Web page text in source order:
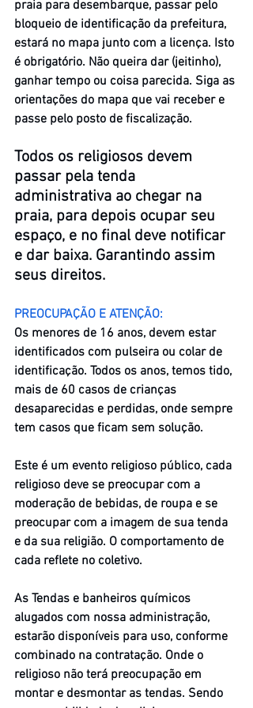
praia para desembarque, passar pelo
bloqueio de identificação da prefeitura,
estará no mapa junto com a licença. Isto
é obrigatório. Não queira dar (jeitinho),
ganhar tempo ou coisa parecida. Siga as
orientações do mapa que vai receber e
passe pelo posto de fiscalização.
Todos os religiosos devem
passar pela tenda
administrativa ao chegar na
praia, para depois ocupar seu
espaço, e no final deve notificar
e dar baixa. Garantindo assim
seus direitos.
PREOCUPAÇÃO E ATENÇÃO:
Os menores de 16 anos, devem estar
identificados com pulseira ou colar de
identificação. Todos os anos, temos tido,
mais de 60 casos de crianças
desaparecidas e perdidas, onde sempre
tem casos que ficam sem solução.
Este é um evento religioso público, cada
religioso deve se preocupar com a
moderação de bebidas, de roupa e se
preocupar com a imagem de sua tenda
e da sua religião. O comportamento de
cada reflete no coletivo.
As Tendas e banheiros químicos
alugados com nossa administração,
estarão disponíveis para uso, conforme
combinado na contratação. Onde o
religioso não terá preocupação em
montar e desmontar as tendas. Sendo